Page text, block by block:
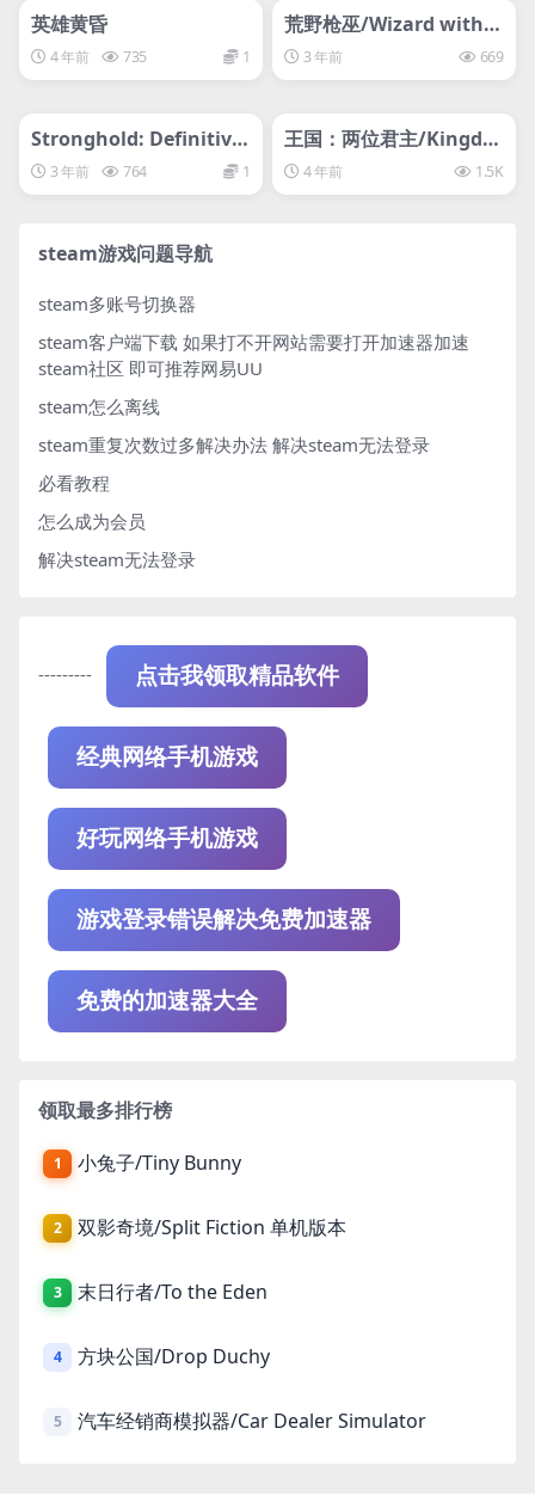
英雄黄昏
4 年前 735 1
svip专属
荒野枪巫/Wizard with a
Gun3 年前 669
svip专属
Stronghold: Definitive
Edition 要塞：决定版
3 年前 764 1
svip专属
王国：两位君主/Kingdo
m Two Crowns王国两位
君主
4 年前 1.5K
steam游戏问题导航
steam多账号切换器
steam客户端下载 如果打不开网站需要打开加速器加速
steam社区 即可推荐网易UU
steam怎么离线
steam重复次数过多解决办法 解决steam无法登录
必看教程
怎么成为会员
解决steam无法登录
--------- 点击我领取精品软件
经典网络手机游戏
好玩网络手机游戏
游戏登录错误解决免费加速器
免费的加速器大全
领取最多排行榜
1 小兔子/Tiny Bunny
2 双影奇境/Split Fiction 单机版本
3 末日行者/To the Eden
4 方块公国/Drop Duchy
5 汽车经销商模拟器/Car Dealer Simulator